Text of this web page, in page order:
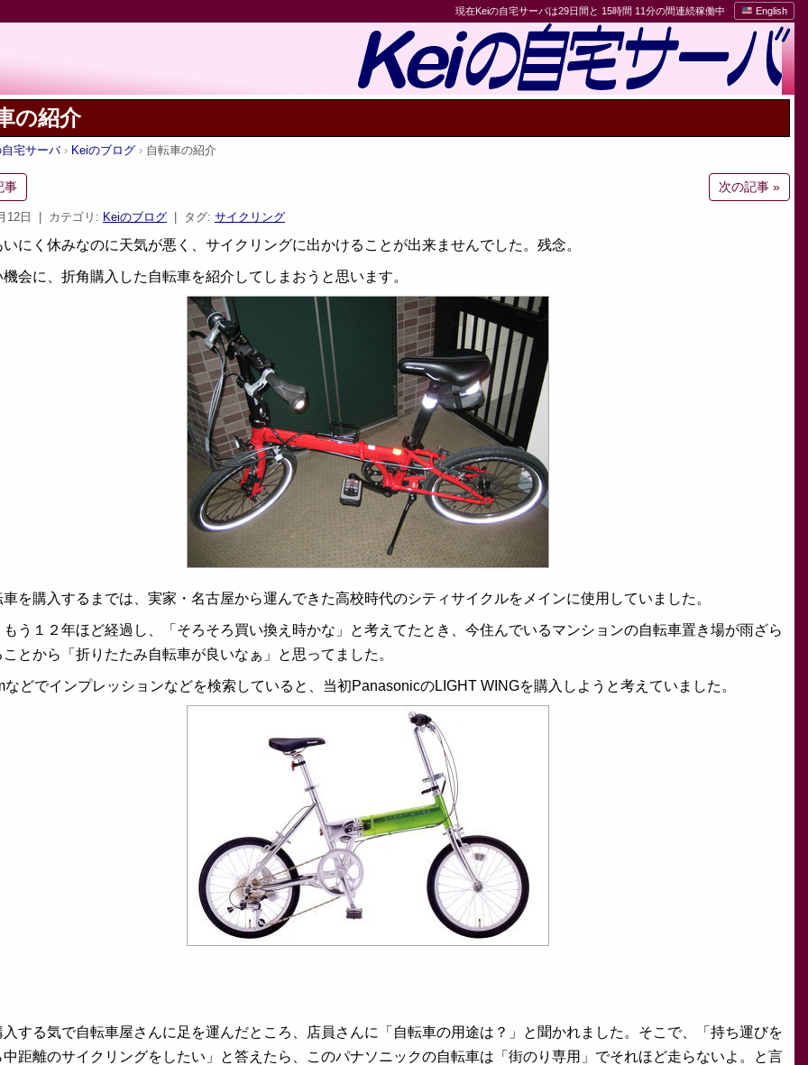
現在Keiの自宅サーバは29日間と 15時間 11分の間連続稼働中 English
の紹介
宅サーバ Keiのブログ 自転車の紹介
事 次の記事 »
12日 | カテゴリ: Keiのブログ| タグ: サイクリング
にく休みなのに天気が悪く、サイクリングに出かけることが出来ませんでした。残念。
会に、折角購入した自転車を紹介してしまおうと思います。
を購入するまでは、実家・名古屋から運んできた高校時代のシティサイクルをメインに使用していました。
う１２年ほど経過し、「そろそろ買い換え時かな」と考えてたとき、今住んでいるマンションの自転車置き場が雨ざら
とから「折りたたみ自転車が良いなぁ」と思ってました。
などでインプレッションなどを検索していると、当初PanasonicのLIGHT WINGを購入しようと考えていました。
する気で自転車屋さんに足を運んだところ、店員さんに「自転車の用途は？」と聞かれました。そこで、「持ち運びを
距離のサイクリングをしたい」と答えたら、このパナソニックの自転車は「街のり専用」でそれほど走らないよ。と言